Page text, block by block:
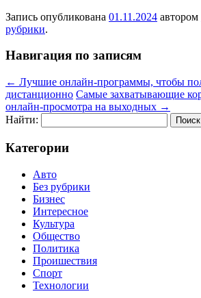
Запись опубликована 01.11.2024 автором
рубрики.
Навигация по записям
← Лучшие онлайн-программы, чтобы
дистанционно Самые захватывающие
онлайн-просмотра на выходных →
Найти:
Категории
Авто
Без рубрики
Бизнес
Интересное
Культура
Общество
Политика
Проишествия
Спорт
Технологии